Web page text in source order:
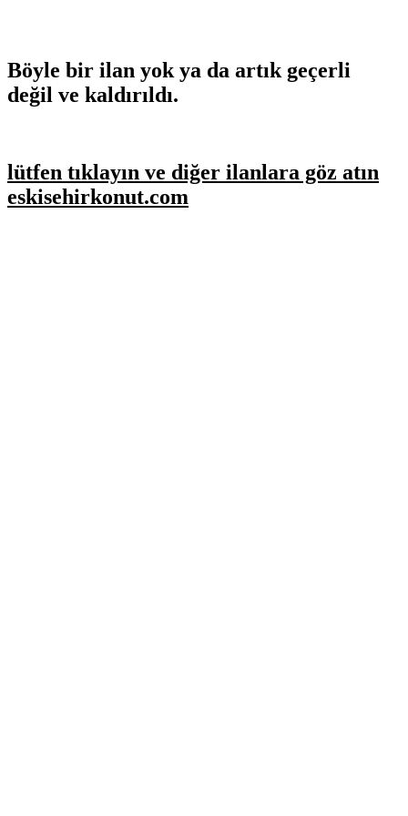
Böyle bir ilan yok ya da artık geçerli
değil ve kaldırıldı.
lütfen tıklayın ve diğer ilanlara göz atın
eskisehirkonut.com